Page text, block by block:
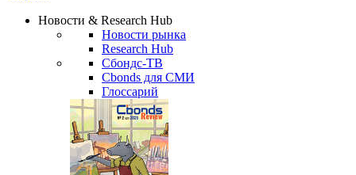
Сбондс Люди
Новости & Research Hub
Новости рынка
Research Hub
Сбондс-ТВ
Cbonds для СМИ
Глоссарий